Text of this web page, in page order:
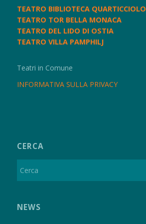
TEATRO BIBLIOTECA QUARTICCIOLO
TEATRO TOR BELLA MONACA
TEATRO DEL LIDO DI OSTIA
TEATRO VILLA PAMPHILJ
Teatri in Comune
INFORMATIVA SULLA PRIVACY
CERCA
NEWS